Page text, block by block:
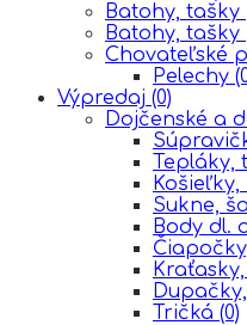
Batohy,
Batohy,
Chovateľské
Pelechy
Výpredaj (0)
Dojčenské a
Tepláky,
Sukne,
Body dl.
Tričká (0)